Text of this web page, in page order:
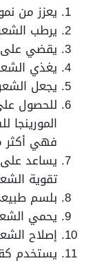
يعزز من
يرطب
يقضي
يغذي
يجعل
للحصول
المورينجا
فهي أكثر
يساعد على
تقوية
بلسم
يحمي
إصلاح
يستخدم